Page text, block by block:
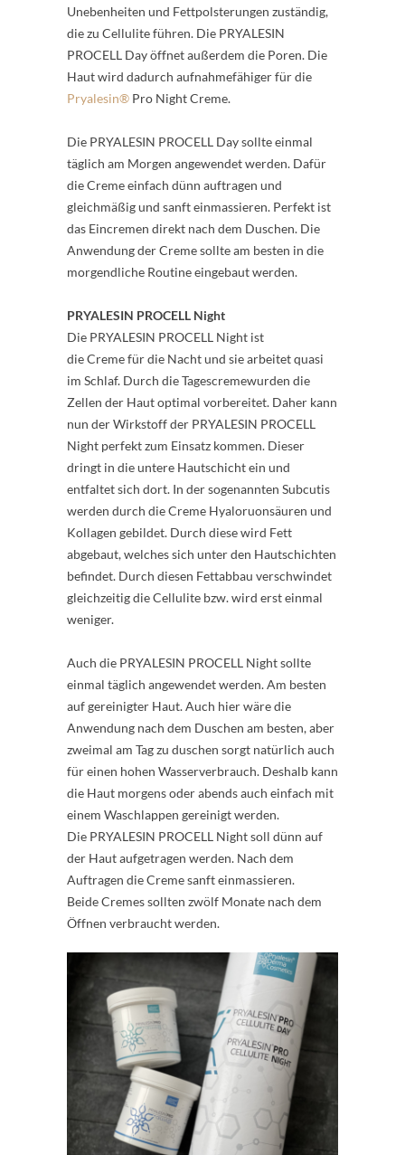
Unebenheiten und Fettpolsterungen zuständig,
die zu Cellulite führen. Die PRYALESIN
PROCELL Day öffnet außerdem die Poren. Die
Haut wird dadurch aufnahmefähiger für die
Pryalesin® Pro Night Creme.
Die PRYALESIN PROCELL Day sollte einmal
täglich am Morgen angewendet werden. Dafür
die Creme einfach dünn auftragen und
gleichmäßig und sanft einmassieren. Perfekt ist
das Eincremen direkt nach dem Duschen. Die
Anwendung der Creme sollte am besten in die
morgendliche Routine eingebaut werden.
PRYALESIN PROCELL Night
Die PRYALESIN PROCELL Night ist
die Creme für die Nacht und sie arbeitet quasi
im Schlaf. Durch die Tagescremewurden die
Zellen der Haut optimal vorbereitet. Daher kann
nun der Wirkstoff der PRYALESIN PROCELL
Night perfekt zum Einsatz kommen. Dieser
dringt in die untere Hautschicht ein und
entfaltet sich dort. In der sogenannten Subcutis
werden durch die Creme Hyaloruonsäuren und
Kollagen gebildet. Durch diese wird Fett
abgebaut, welches sich unter den Hautschichten
befindet. Durch diesen Fettabbau verschwindet
gleichzeitig die Cellulite bzw. wird erst einmal
weniger.
Auch die PRYALESIN PROCELL Night sollte
einmal täglich angewendet werden. Am besten
auf gereinigter Haut. Auch hier wäre die
Anwendung nach dem Duschen am besten, aber
zweimal am Tag zu duschen sorgt natürlich auch
für einen hohen Wasserverbrauch. Deshalb kann
die Haut morgens oder abends auch einfach mit
einem Waschlappen gereinigt werden.
Die PRYALESIN PROCELL Night soll dünn auf
der Haut aufgetragen werden. Nach dem
Auftragen die Creme sanft einmassieren.
Beide Cremes sollten zwölf Monate nach dem
Öffnen verbraucht werden.